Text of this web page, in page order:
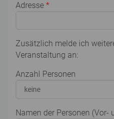
Adresse *
Zusätzlich melde ich
Veranstaltung an:
Anzahl Personen
Namen der Personen (Vor-